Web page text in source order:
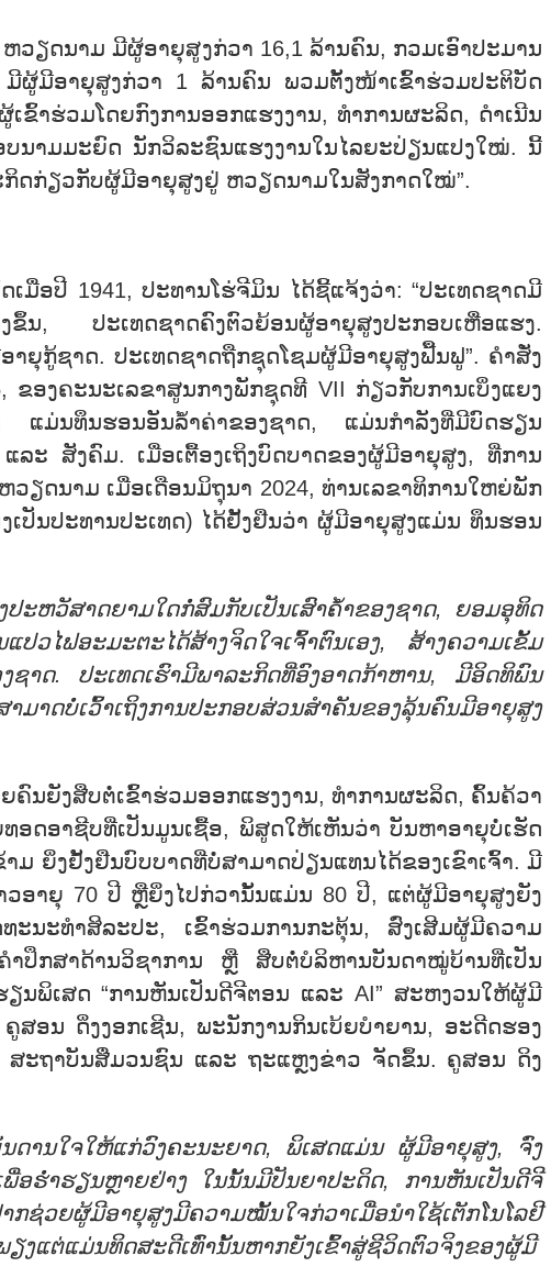
ວຽດນາມ ມີຜູ້ອາຍຸສູງກ່ວາ 16,1 ລ້ານຄົນ, ກວມເອົາປະມານ
ຜູ້ມີອາຍຸສູງກ່ວາ 1 ລ້ານຄົນ ພວມຕັ້ງໜ້າເຂົ້າຮ່ວມປະຕິບັດ
ຂົ້າຮ່ວມໂດຍກົງການອອກແຮງງານ, ທຳການຜະລິດ, ດຳເນີນ
ນາມມະຍົດ ນັກວິລະຊົນແຮງງານໃນໄລຍະປ່ຽນແປງໃໝ່. ນີ້
ກິດກ່ຽວກັບຜູ້ມີອາຍຸສູງຢູ່ ຫວຽດນາມໃນສັງກາດໃໝ່”.
ອປີ 1941, ປະທານໂຮ່ຈີມິນ ໄດ້ຊີ້ແຈ້ງວ່າ: “ປະເທດຊາດມີ
ນ, ປະເທດຊາດຄົງຕົວຍ້ອນຜູ້ອາຍຸສູງປະກອບເຫື່ອແຮງ.
ຍຸກູ້ຊາດ. ປະເທດຊາດຖືກຊຸດໂຊມຜູ້ມີອາຍຸສູງຟື້ນຟູ”. ຄຳສັ່ງ
ຂອງຄະນະເລຂາສູນກາງພັກຊຸດທີ VII ກ່ຽວກັບການເບິ່ງແຍງ
ແມ່ນທຶນຮອນອັນລ້ຳຄ່າຂອງຊາດ, ແມ່ນກຳລັງທີ່ມີບົດຮຽນ
ະ ສັງຄົມ. ເມື່ອເຕື້ອງເຖິງບົດບາດຂອງຜູ້ມີອາຍຸສູງ, ທີ່ການ
ຽດນາມ ເມື່ອເດືອນມິຖຸນາ 2024, ທ່ານເລຂາທິການໃຫຍ່ພັກ
ເປັນປະທານປະເທດ) ໄດ້ຢັ້ງຢືນວ່າ ຜູ້ມີອາຍຸສູງແມ່ນ ທຶນຮອນ
ະຫວັສາດຍາມໃດກໍ່ສົມກັບເປັນເສົາຄ້ຳຂອງຊາດ, ຍອມອຸທິດ
ວໄຟອະມະຕະໄດ້ສ້າງຈິດໃຈເຈົ້າຕົນເອງ, ສ້າງຄວາມເຂັ້ມ
ຊາດ. ປະເທດເຮົາມີພາລະກິດທີ່ອົງອາດກ້າຫານ, ມີອິດທິພົນ
ເວົ້າເຖິງການປະກອບສ່ວນສຳຄັນຂອງລຸ້ນຄົນມີອາຍຸສູງ
ນຍັງສືບຕໍ່ເຂົ້າຮ່ວມອອກແຮງງານ, ທຳການຜະລິດ, ຄົ້ນຄ້ວາ
ດອາຊີບທີ່ເປັນມູນເຊື້ອ, ພິສູດໃຫ້ເຫັນວ່າ ບັນຫາອາຍຸບໍ່ເຮັດ
ຍິ່ງຢັ້ງຢືນບົບບາດທີ່ບໍ່ສາມາດປ່ຽນແທນໄດ້ຂອງເຂົາເຈົ້າ. ມີ
ອາຍຸ 70 ປີ ຫຼືຍິ່ງໄປກ່ວານັ້ນແມ່ນ 80 ປີ, ແຕ່ຜູ້ມີອາຍຸສູງຍັງ
ະນະທຳສິລະປະ, ເຂົ້າຮ່ວມການກະຕຸ້ນ, ສົ່ງເສີມຜູ້ມີຄວາມ
ຳປຶກສາດ້ານວິຊາການ ຫຼື ສືບຕໍ່ບໍລິຫານບັນດາໝູ່ບ້ານທີ່ເປັນ
ຽນພິເສດ “ການຫັນເປັນດີຈີຕອນ ແລະ AI” ສະຫງວນໃຫ້ຜູ້ມີ
ອນ ດິ່ງງອກເຊີນ, ພະນັກງານກິນເບ້ຍບຳຍານ, ອະດີດຮອງ
ະຖາບັນສື່ມວນຊົນ ແລະ ຖະແຫຼງຂ່າວ ຈັດຂຶ້ນ. ຄູສອນ ດິງ
ນດານໃຈໃຫ້ແກ່ວົງຄະນະຍາດ, ພິເສດແມ່ນ ຜູ້ມີອາຍຸສູງ, ຈົ່ງ
ອຮ່ຳຮຽນຫຼາຍຢ່າງ ໃນນັ້ນມີປັນຍາປະດິດ, ການຫັນເປັນດີຈີ
ວຍຜູ້ມີອາຍຸສູງມີຄວາມໝັ້ນໃຈກ່ວາເມື່ອນຳໃຊ້ເຕັກໂນໂລຢີ
ງແຕ່ແມ່ນທິດສະດີເທົ່ານັ້ນຫາກຍັງເຂົ້າສູ່ຊີວິດຕົວຈິງຂອງຜູ້ມີ